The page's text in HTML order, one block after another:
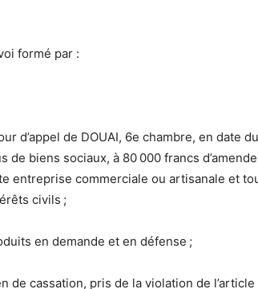
formé par :
d’appel de DOUAI, 6e chambre, en date
de biens sociaux, à 80 000 francs
entreprise commerciale ou artisanale et
civils ;
en demande et en défense ;
de cassation, pris de la violation de